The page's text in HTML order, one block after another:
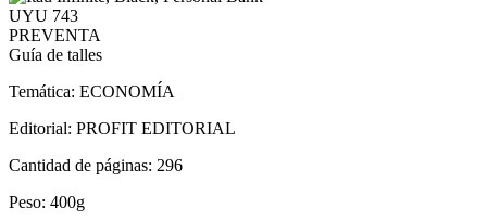
UYU 743
PREVENTA
Guía de talles
Temática: ECONOMÍA
Editorial: PROFIT EDITORIAL
Cantidad de páginas: 296
Peso: 400g